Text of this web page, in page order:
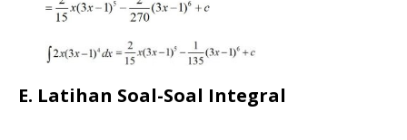
E. Latihan Soal-Soal Integral